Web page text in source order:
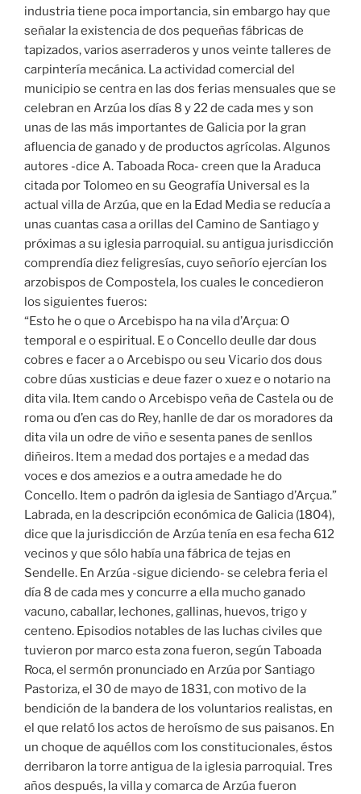
industria tiene poca importancia, sin embargo hay que
señalar la existencia de dos pequeñas fábricas de
tapizados, varios aserraderos y unos veinte talleres de
carpintería mecánica. La actividad comercial del
municipio se centra en las dos ferias mensuales que se
celebran en Arzúa los días 8 y 22 de cada mes y son
unas de las más importantes de Galicia por la gran
afluencia de ganado y de productos agrícolas. Algunos
autores -dice A. Taboada Roca- creen que la Araduca
citada por Tolomeo en su Geografía Universal es la
actual villa de Arzúa, que en la Edad Media se reducía a
unas cuantas casa a orillas del Camino de Santiago y
próximas a su iglesia parroquial. su antigua jurisdicción
comprendía diez feligresías, cuyo señorío ejercían los
arzobispos de Compostela, los cuales le concedieron
los siguientes fueros:
“Esto he o que o Arcebispo ha na vila d’Arçua: O
temporal e o espiritual. E o Concello deulle dar dous
cobres e facer a o Arcebispo ou seu Vicario dos dous
cobre dúas xusticias e deue fazer o xuez e o notario na
dita vila. Item cando o Arcebispo veña de Castela ou de
roma ou d’en cas do Rey, hanlle de dar os moradores da
dita vila un odre de viño e sesenta panes de senllos
diñeiros. Item a medad dos portajes e a medad das
voces e dos amezios e a outra amedade he do
Concello. Item o padrón da iglesia de Santiago d’Arçua.”
Labrada, en la descripción económica de Galicia (1804),
dice que la jurisdicción de Arzúa tenía en esa fecha 612
vecinos y que sólo había una fábrica de tejas en
Sendelle. En Arzúa -sigue diciendo- se celebra feria el
día 8 de cada mes y concurre a ella mucho ganado
vacuno, caballar, lechones, gallinas, huevos, trigo y
centeno. Episodios notables de las luchas civiles que
tuvieron por marco esta zona fueron, según Taboada
Roca, el sermón pronunciado en Arzúa por Santiago
Pastoriza, el 30 de mayo de 1831, con motivo de la
bendición de la bandera de los voluntarios realistas, en
el que relató los actos de heroísmo de sus paisanos. En
un choque de aquéllos com los constitucionales, éstos
derribaron la torre antigua de la iglesia parroquial. Tres
años después, la villa y comarca de Arzúa fueron